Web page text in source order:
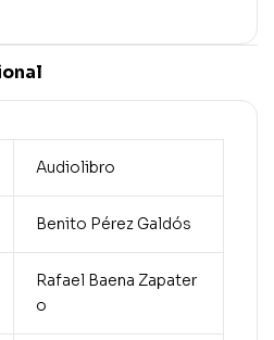
Audiolibro
Benito Pérez Galdós
Rafael Baena Zapater
o